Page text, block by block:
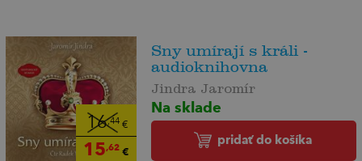
16,44€
15,62€
Sny umírají s králi -
audioknihovna
Jindra Jaromír
Na sklade
pridať do košíka